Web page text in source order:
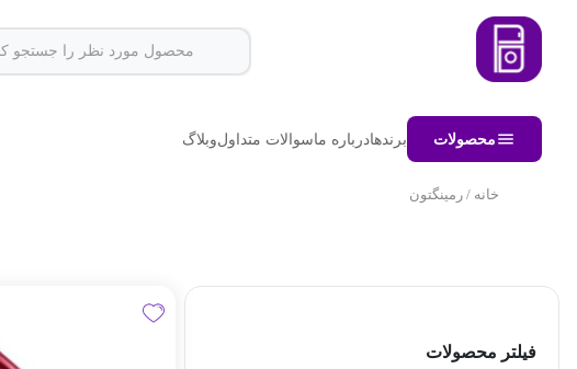
محصولات برندهادرباره ماسوالات متداولوبلاگ
خانه / رمینگتون
فیلتر محصولات